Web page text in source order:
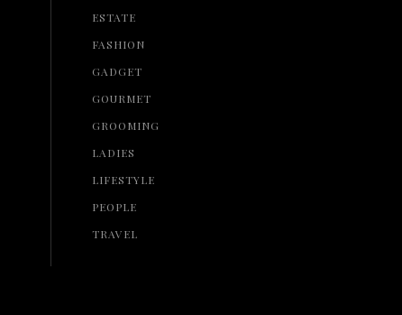
ESTATE
FASHION
GADGET
GOURMET
GROOMING
LADIES
LIFESTYLE
PEOPLE
TRAVEL